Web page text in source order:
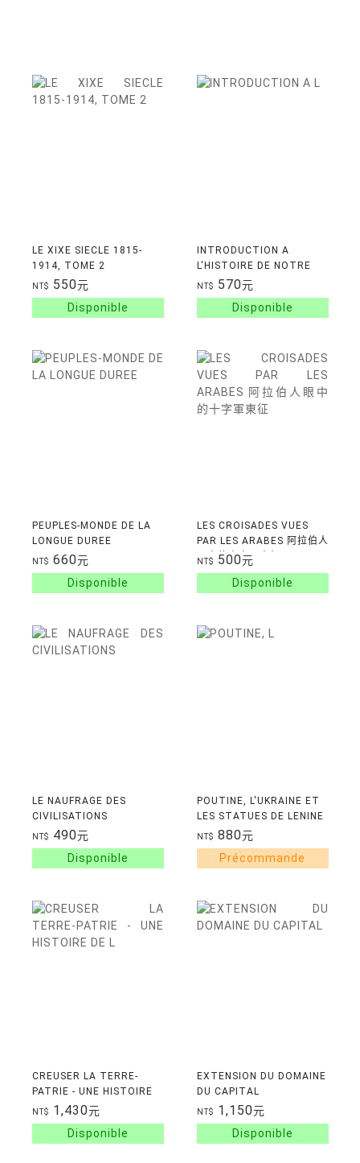
LE XIXE SIECLE 1815-
1914, TOME 2
NT$ 550元
INTRODUCTION A
L'HISTOIRE DE NOTRE
TEMPS, TOME 3
NT$ 570元
PEUPLES-MONDE DE LA
LONGUE DUREE
NT$ 660元
LES CROISADES VUES
PAR LES ARABES 阿拉伯人
眼中的十字軍東征
NT$ 500元
LE NAUFRAGE DES
CIVILISATIONS
NT$ 490元
POUTINE, L'UKRAINE ET
LES STATUES DE LENINE
NT$ 880元
CREUSER LA TERRE-
PATRIE - UNE HISTOIRE
DE L'ARCHEOLOGIE EN
PALESTINE-ISRAEL
NT$ 1,430元
EXTENSION DU DOMAINE
DU CAPITAL
NT$ 1,150元